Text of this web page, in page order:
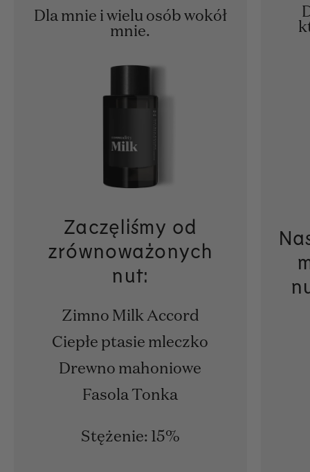
Dla mnie i wielu osób wokół
mnie.
Zaczęliśmy od
zrównoważonych
nut:
Zimno Milk Accord
Ciepłe ptasie mleczko
Drewno mahoniowe
Fasola Tonka
Stężenie: 15%